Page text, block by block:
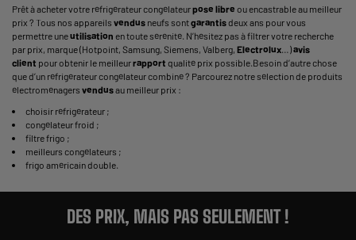
Prêt à acheter votre réfrigérateur congélateurpose libre ou encastrable au meilleur
prix ? Tous nos appareils vendus neufs sontgarantisdeux ans pour vous
permettre uneutilisation en toute sérénité. N’hésitez pas à filtrer votre recherche
par prix, marque (Hotpoint, Samsung, Siemens, Valberg, Electrolux …)avis
client pour obtenir le meilleurrapport qualité prix possible.Besoin d’autre chose
que d’un réfrigérateur congélateur combiné ? Parcourez notre sélection de produits
électroménagers vendusau meilleur prix :
choisir réfrigérateur ;
congélateur froid ;
filtre frigo ;
meilleurs congélateurs ;
frigo américain double
DES PRIX, MAIS PAS SEULEMENT !